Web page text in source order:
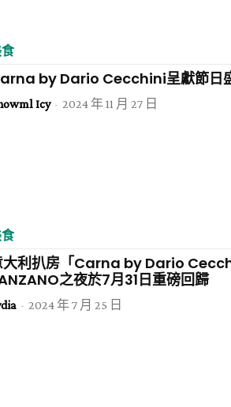
by Dario Cecchini呈獻節日
Icy - 2024 年 11 月 27 日
大利扒房「Carna by Dario
之夜於7月31日重磅回歸
- 2024 年 7 月 25 日